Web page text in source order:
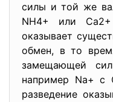
силы и той же
NH4+ или
оказывает
обмен, в то
замещающей
например Na+
разведение